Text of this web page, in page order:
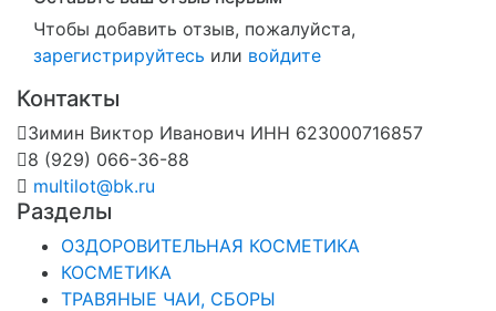
Чтобы добавить отзыв, пожалуйста,
зарегистрируйтесь или войдите
Контакты
Зимин Виктор Иванович ИНН 623000716857
8 (929) 066-36-88
multilot@bk.ru
Разделы
ОЗДОРОВИТЕЛЬНАЯ КОСМЕТИКА
КОСМЕТИКА
ТРАВЯНЫЕ ЧАИ, СБОРЫ